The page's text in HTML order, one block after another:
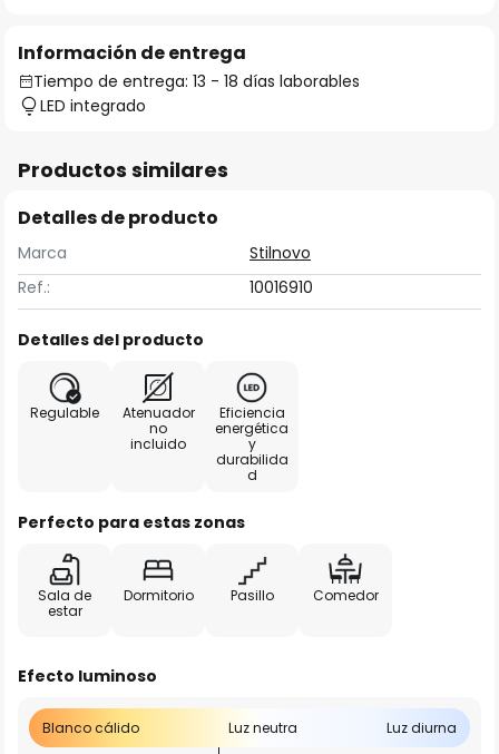
Información de entrega
Tiempo de entrega: 13 - 18 días laborables
LED integrado
Productos similares
Detalles de producto
Marca
Stilnovo
Ref.:
10016910
Detalles del producto
Regulable
Atenuador
no
incluido
Eficiencia
energética
y
durabilida
d
Perfecto para estas zonas
Sala de
estar
Dormitorio Pasillo Comedor
Efecto luminoso
Blanco cálido Luz neutra Luz diurna